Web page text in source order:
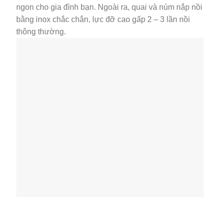
ngon cho gia đình bạn. Ngoài ra, quai và núm nắp nồi
bằng inox chắc chắn, lực đỡ cao gấp 2 – 3 lần nồi
thông thường.